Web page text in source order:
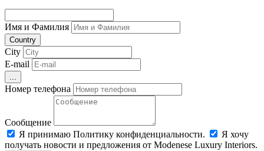
Имя и Фамилия
Country
City
E-mail
...
Номер телефона
Сообщение
Я принимаю Политику конфиденциальности.
Я хочу
получать новости и предложения от Modenese Luxury Interiors.